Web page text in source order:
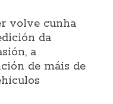
volve cunha
da
a
de máis de